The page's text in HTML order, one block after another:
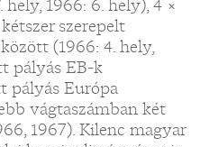
hely, 1966: 6. hely), 4 ×
szerepelt
(1966: 4. hely,
pályás EB-k
pályás Európa
vágtaszámban két
1967). Kilenc magyar